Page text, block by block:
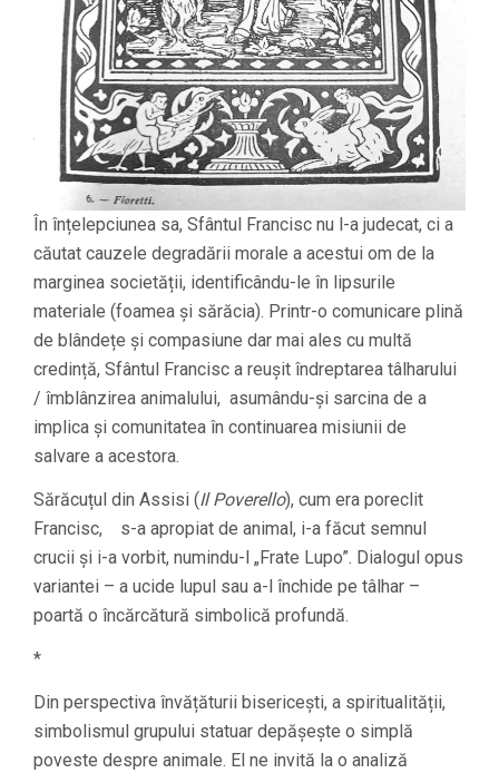
În înțelepciunea sa, Sfântul Francisc nu l-a judecat, ci a
căutat cauzele degradării morale a acestui om de la
marginea societății, identificându-le în lipsurile
materiale (foamea și sărăcia). Printr-o comunicare plină
de blândețe și compasiune dar mai ales cu multă
credință, Sfântul Francisc a reușit îndreptarea tâlharului
/ îmblânzirea animalului, asumându-și sarcina de a
implica și comunitatea în continuarea misiunii de
salvare a acestora.
Sărăcuțul din Assisi (Il Poverello), cum era poreclit
Francisc, s-a apropiat de animal, i-a făcut semnul
crucii și i-a vorbit, numindu-l „Frate Lupo”. Dialogul opus
variantei – a ucide lupul sau a-l închide pe tâlhar –
poartă o încărcătură simbolică profundă.
*
Din perspectiva învățăturii bisericești, a spiritualității,
simbolismul grupului statuar depășește o simplă
poveste despre animale. El ne invită la o analiză